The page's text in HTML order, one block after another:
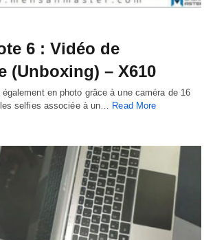
6 : Vidéo de
(Unboxing) – X610
en photo grâce à une caméra de 16
selfies associée à un… Read More